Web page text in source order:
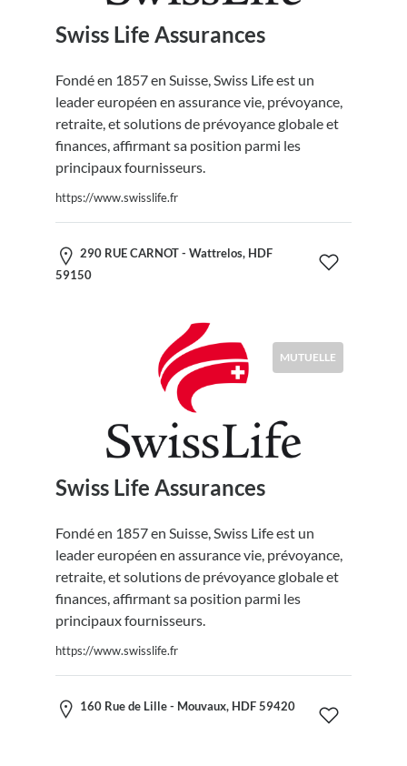
Swiss Life Assurances
Fondé en 1857 en Suisse, Swiss Life est un
leader européen en assurance vie, prévoyance,
retraite, et solutions de prévoyance globale et
finances, affirmant sa position parmi les
principaux fournisseurs.
https://www.swisslife.fr
290 RUE CARNOT - Wattrelos, HDF
59150
MUTUELLE
Swiss Life Assurances
Fondé en 1857 en Suisse, Swiss Life est un
leader européen en assurance vie, prévoyance,
retraite, et solutions de prévoyance globale et
finances, affirmant sa position parmi les
principaux fournisseurs.
https://www.swisslife.fr
160 Rue de Lille - Mouvaux, HDF 59420